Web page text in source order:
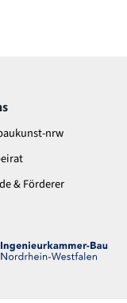
nrw
& Förderer